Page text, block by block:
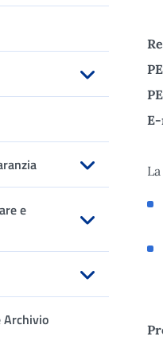
Apri sottomenu
Apri sottomenu
e
Archivio